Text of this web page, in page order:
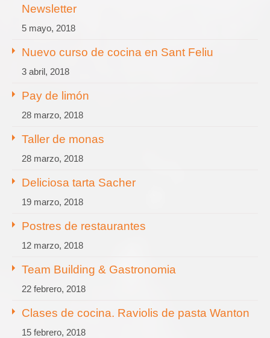
Newsletter
5 mayo, 2018
Nuevo curso de cocina en Sant Feliu
3 abril, 2018
Pay de limón
28 marzo, 2018
Taller de monas
28 marzo, 2018
Deliciosa tarta Sacher
19 marzo, 2018
Postres de restaurantes
12 marzo, 2018
Team Building & Gastronomia
22 febrero, 2018
Clases de cocina. Raviolis de pasta Wanton
15 febrero, 2018